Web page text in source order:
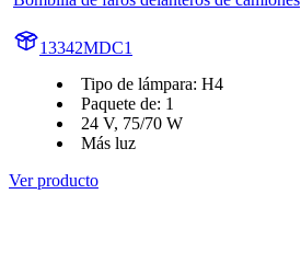
13342MDC1
Tipo de lámpara: H4
Paquete de: 1
24 V, 75/70 W
Más luz
Ver producto